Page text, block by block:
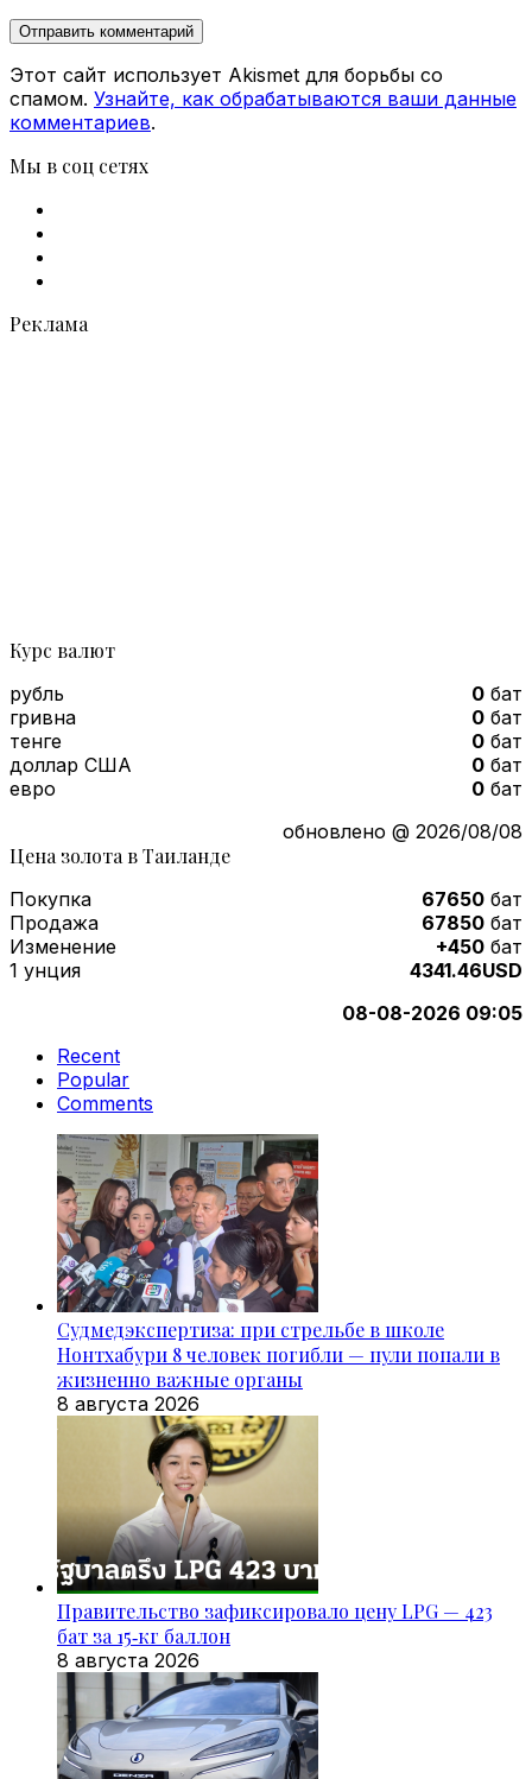
Этот сайт использует Akismet для борьбы со
спамом. Узнайте, как обрабатываются ваши данные
комментариев.
Мы в соц сетях
Реклама
Курс валют
рубль 0 бат
гривна
0 бат
тенге
0 бат
доллар США
0 бат
евро
0 бат
обновлено @ 2026/08/08
Цена золота в Таиланде
Покупка 67650 бат
Продажа
67850 бат
Изменение
+450 бат
1 унция
4341.46USD
08-08-2026 09:05
Recent
Popular
Comments
Судмедэкспертиза: при стрельбе в школе
Нонтхабури 8 человек погибли — пули попали в
жизненно важные органы
8 августа 2026
Правительство зафиксировало цену LPG — 423
бат за 15‑кг баллон
8 августа 2026